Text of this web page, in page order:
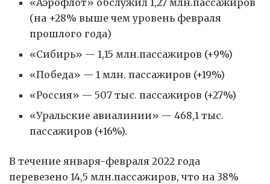
«Аэрофлот» обслужил 1,27 млн.пассажиров
(на +28% выше чем уровень февраля
прошлого года)
«Сибирь» — 1,15 млн.пассажиров (+9%)
«Победа» — 1 млн. пассажиров (+19%)
«Россия» — 507 тыс. пассажиров (+27%)
«Уральские авиалинии» — 468,1 тыс.
пассажиров (+16%).
В течение января-февраля 2022 года
перевезено 14,5 млн.пассажиров, что на 38%